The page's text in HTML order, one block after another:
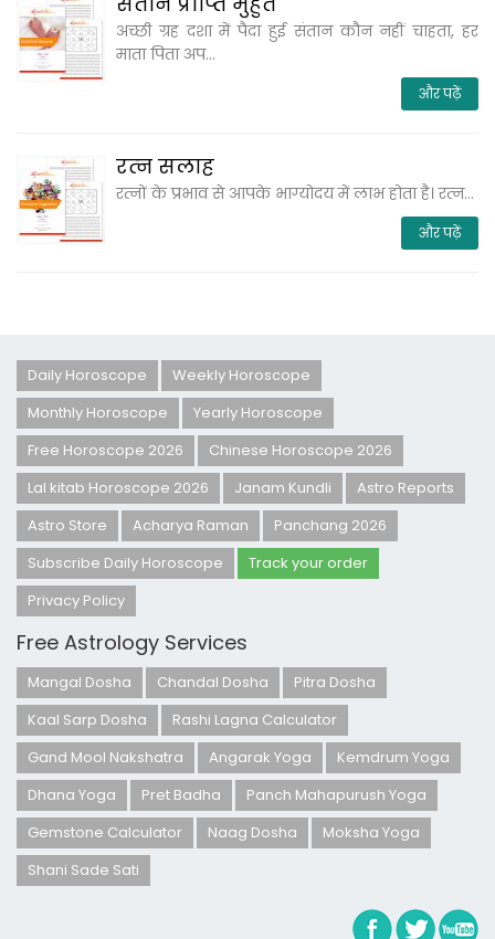
अच्‍छी ग्रह दशा में पैदा हुई संतान कौन नहीं चाहता, हर
माता पिता अप...
और पढ़ें
रत्‍न सलाह
रत्‍नों के प्रभाव से आपके भाग्‍योदय में लाभ होता है। रत्‍न...
और पढ़ें
Daily Horoscope
Weekly Horoscope
Monthly Horoscope
Yearly Horoscope
Free Horoscope 2026
Chinese Horoscope 2026
Lal kitab Horoscope 2026
Janam Kundli
Astro Reports
Astro Store
Acharya Raman
Panchang 2026
Subscribe Daily Horoscope
Track your order
Privacy Policy
Free Astrology Services
Mangal Dosha Chandal Dosha
Pitra Dosha
Kaal Sarp Dosha
Rashi Lagna Calculator
Gand Mool Nakshatra
Angarak Yoga
Kemdrum Yoga
Dhana Yoga
Pret Badha
Panch Mahapurush Yoga
Gemstone Calculator
Naag Dosha
Moksha Yoga
Shani Sade Sati